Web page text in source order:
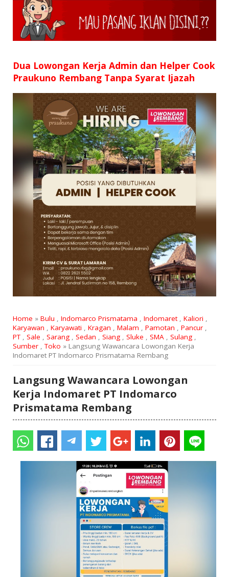
SMP
D3
SURAT LAMARAN
RIWAYAT HIDUP
Dua Lowongan Kerja Admin dan Helper Cook
Praukuno Rembang Tanpa Syarat Ijazah
Home » Bulu , Indomarco Prismatama , Indomaret, Kaliori ,
Karyawan , Karyawati , Kragan , Malam , Pamotan , Pancur,
PT, Sale , Sarang, Sedan , Siang, Sluke , SMA, Sulang,
Sumber,Toko » Langsung Wawancara Lowongan Kerja
Indomaret PT Indomarco Prismatama Rembang
Langsung Wawancara Lowongan
Kerja Indomaret PT Indomarco
Prismatama Rembang